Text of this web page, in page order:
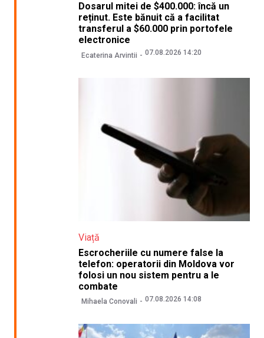
Dosarul mitei de $400.000: încă un
reținut. Este bănuit că a facilitat
transferul a $60.000 prin portofele
electronice
Ecaterina Arvintii 07.08.2026 14:20
Viață
Escrocheriile cu numere false la
telefon: operatorii din Moldova vor
folosi un nou sistem pentru a le
combate
Mihaela Conovali 07.08.2026 14:08